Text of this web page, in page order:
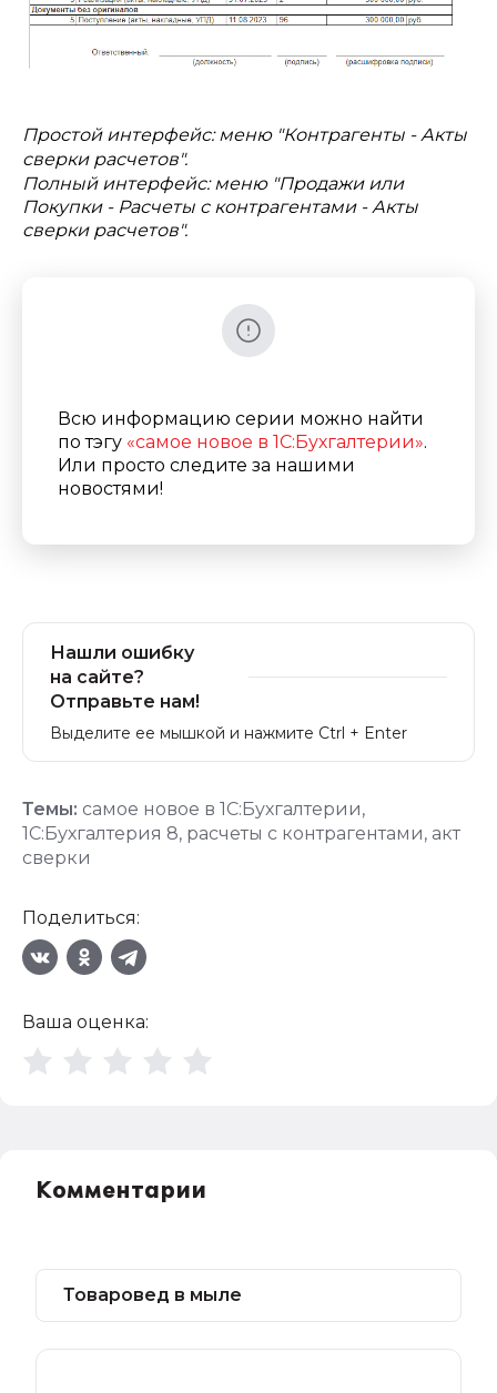
Простой интерфейс: меню "Контрагенты - Акты
сверки расчетов".
Полный интерфейс: меню "Продажи или
Покупки - Расчеты с контрагентами - Акты
сверки расчетов".
Всю информацию серии можно найти
по тэгу «самое новое в 1С:Бухгалтерии».
Или просто следите за нашими
новостями!
Нашли ошибку
на сайте?
Отправьте нам!
Выделите ее мышкой и нажмите Ctrl + Enter
Темы: самое новое в 1С:Бухгалтерии,
1С:Бухгалтерия 8, расчеты с контрагентами, акт
сверки
Поделиться:
Ваша оценка:
Комментарии